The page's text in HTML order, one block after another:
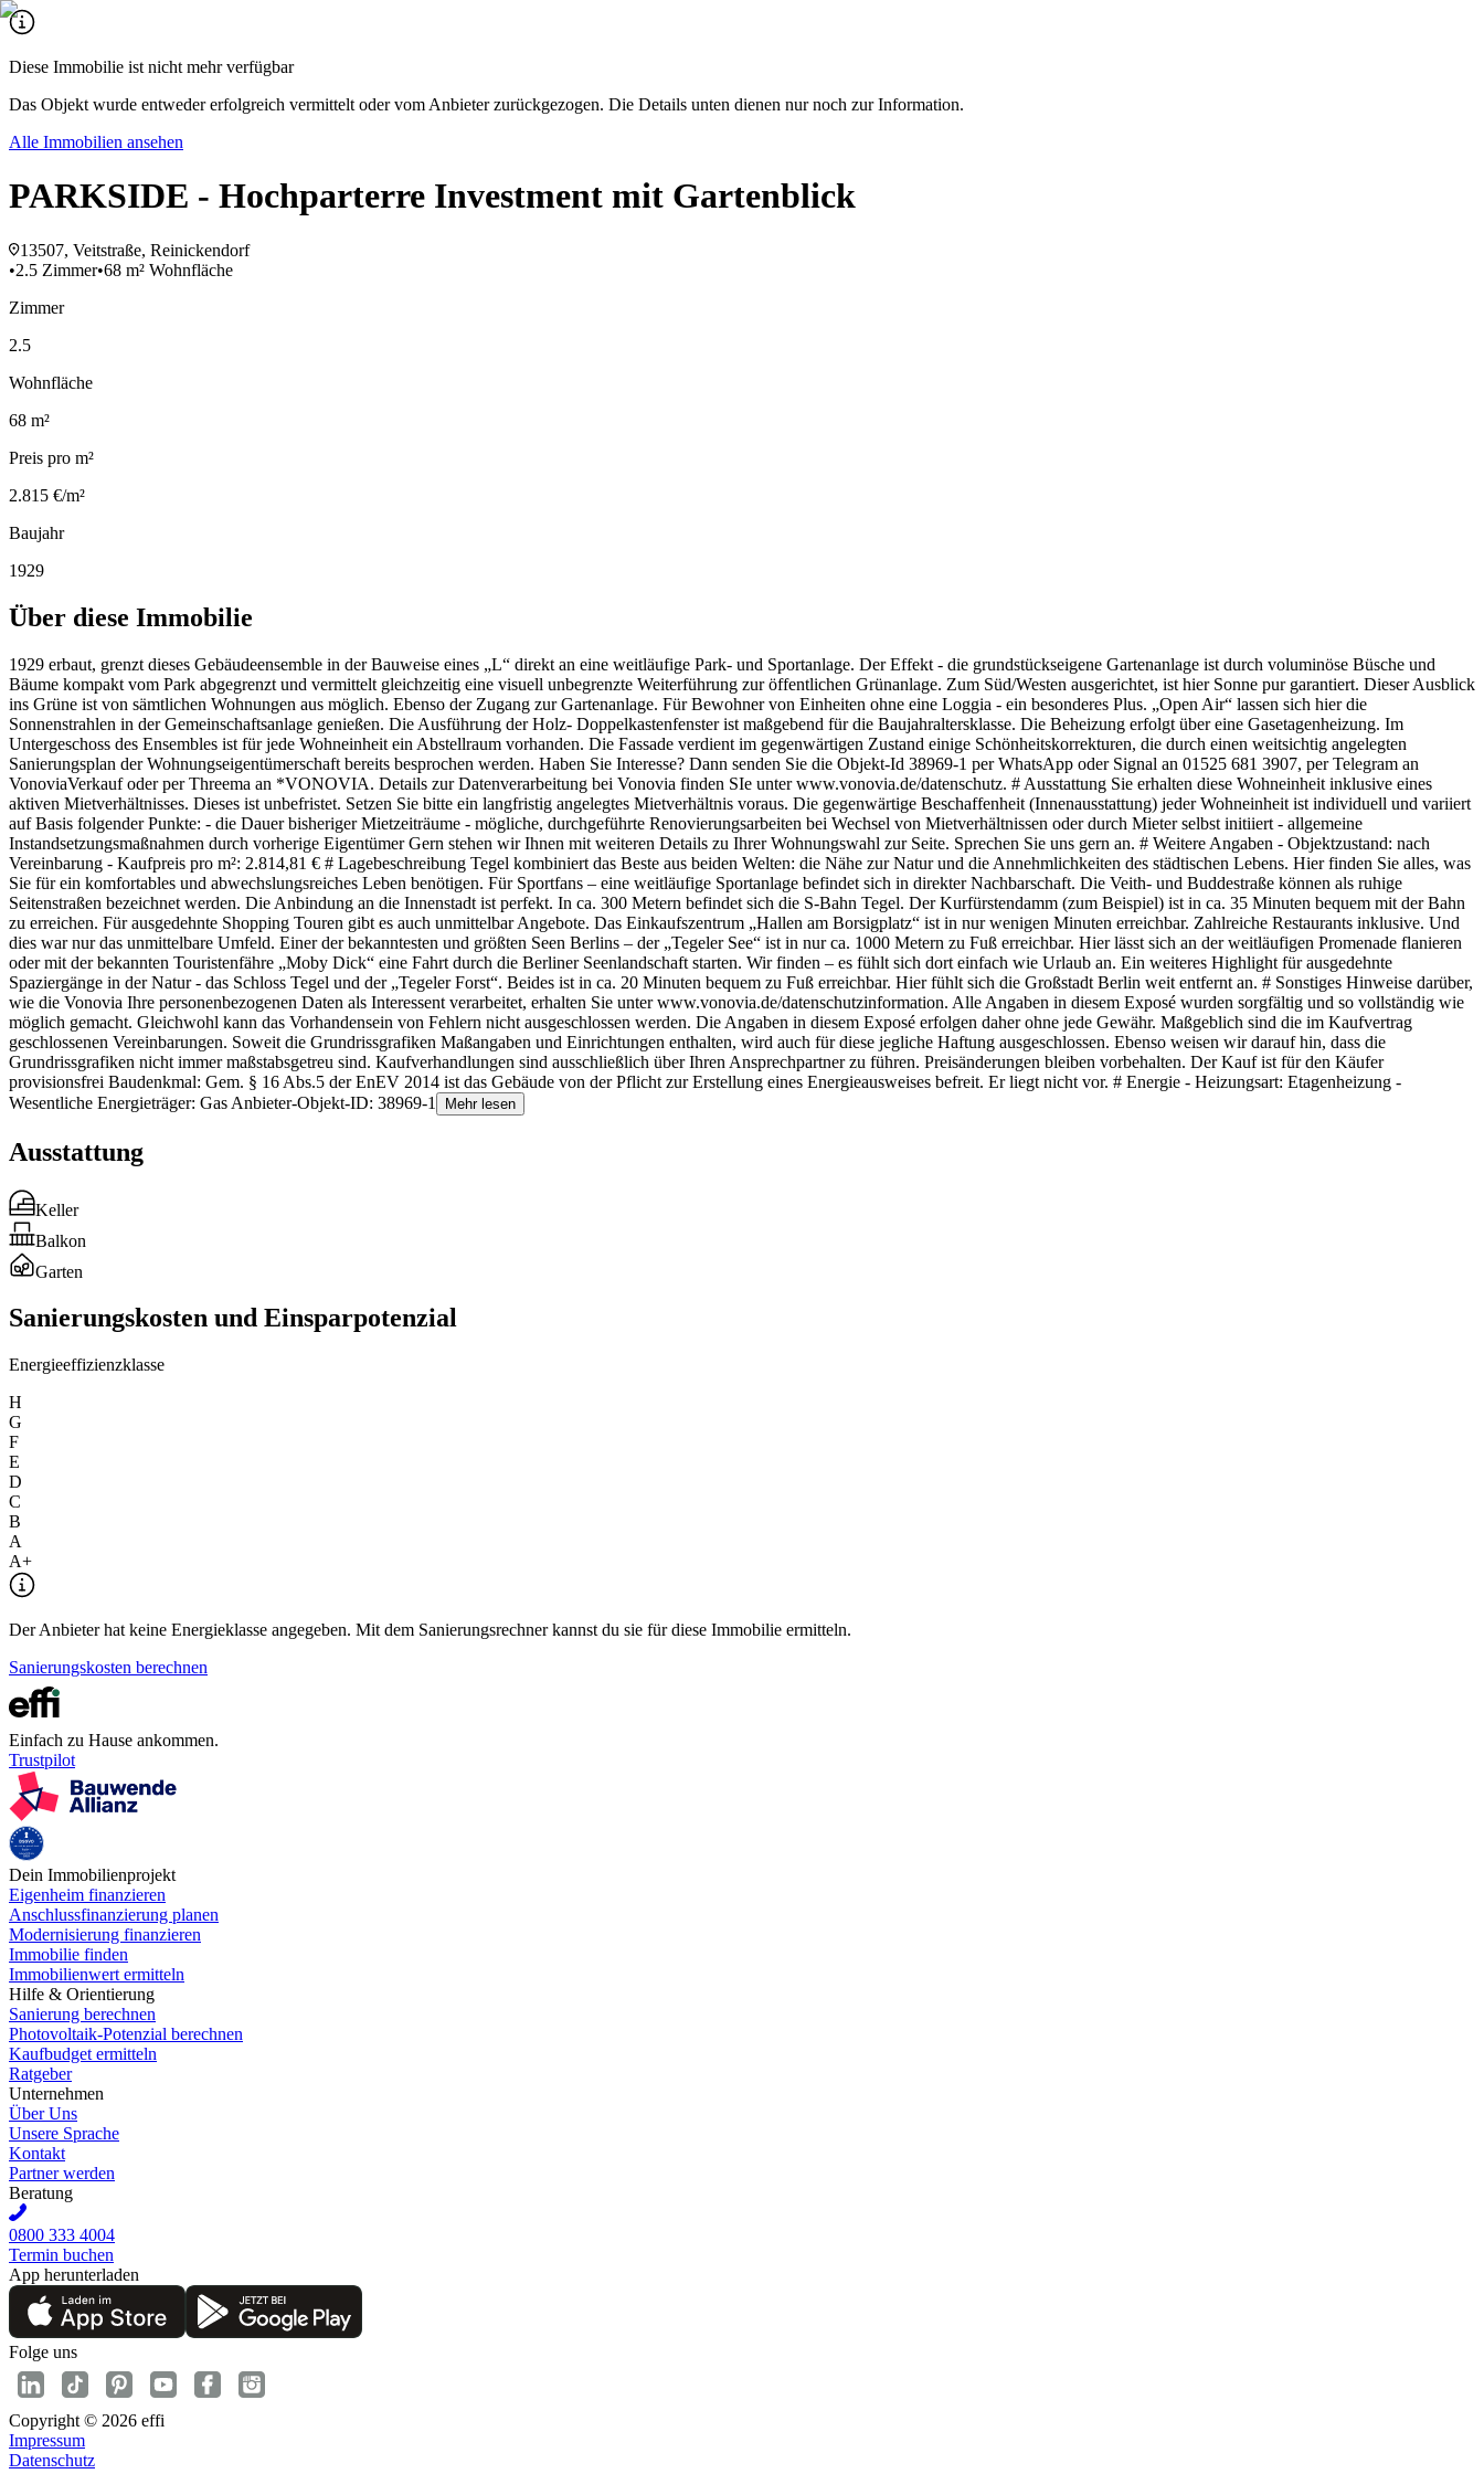
Diese Immobilie ist nicht mehr verfügbar
Das Objekt wurde entweder erfolgreich vermittelt oder vom Anbieter zurückgezogen. Die Details unten dienen nur noch zur Information.
Alle Immobilien ansehen
PARKSIDE - Hochparterre Investment mit Gartenblick
13507, Veitstraße, Reinickendorf
•2.5 Zimmer•68 m² Wohnfläche
Zimmer
2.5
Wohnfläche
68 m²
Preis pro m²
2.815 €/m²
Baujahr
1929
Über diese Immobilie
1929 erbaut, grenzt dieses Gebäudeensemble in der Bauweise eines „L“ direkt an eine weitläufige Park- und Sportanlage. Der Effekt - die grundstückseigene Gartenanlage ist durch voluminöse Büsche und
Bäume kompakt vom Park abgegrenzt und vermittelt gleichzeitig eine visuell unbegrenzte Weiterführung zur öffentlichen Grünanlage. Zum Süd/Westen ausgerichtet, ist hier Sonne pur garantiert. Dieser Ausblick
ins Grüne ist von sämtlichen Wohnungen aus möglich. Ebenso der Zugang zur Gartenanlage. Für Bewohner von Einheiten ohne eine Loggia - ein besonderes Plus. „Open Air“ lassen sich hier die
Sonnenstrahlen in der Gemeinschaftsanlage genießen. Die Ausführung der Holz- Doppelkastenfenster ist maßgebend für die Baujahraltersklasse. Die Beheizung erfolgt über eine Gasetagenheizung. Im
Untergeschoss des Ensembles ist für jede Wohneinheit ein Abstellraum vorhanden. Die Fassade verdient im gegenwärtigen Zustand einige Schönheitskorrekturen, die durch einen weitsichtig angelegten
Sanierungsplan der Wohnungseigentümerschaft bereits besprochen werden. Haben Sie Interesse? Dann senden Sie die Objekt-Id 38969-1 per WhatsApp oder Signal an 01525 681 3907, per Telegram an
VonoviaVerkauf oder per Threema an *VONOVIA. Details zur Datenverarbeitung bei Vonovia finden SIe unter www.vonovia.de/datenschutz. # Ausstattung Sie erhalten diese Wohneinheit inklusive eines
aktiven Mietverhältnisses. Dieses ist unbefristet. Setzen Sie bitte ein langfristig angelegtes Mietverhältnis voraus. Die gegenwärtige Beschaffenheit (Innenausstattung) jeder Wohneinheit ist individuell und variiert
auf Basis folgender Punkte: - die Dauer bisheriger Mietzeiträume - mögliche, durchgeführte Renovierungsarbeiten bei Wechsel von Mietverhältnissen oder durch Mieter selbst initiiert - allgemeine
Instandsetzungsmaßnahmen durch vorherige Eigentümer Gern stehen wir Ihnen mit weiteren Details zu Ihrer Wohnungswahl zur Seite. Sprechen Sie uns gern an. # Weitere Angaben - Objektzustand: nach
Vereinbarung - Kaufpreis pro m²: 2.814,81 € # Lagebeschreibung Tegel kombiniert das Beste aus beiden Welten: die Nähe zur Natur und die Annehmlichkeiten des städtischen Lebens. Hier finden Sie alles, was
Sie für ein komfortables und abwechslungsreiches Leben benötigen. Für Sportfans – eine weitläufige Sportanlage befindet sich in direkter Nachbarschaft. Die Veith- und Buddestraße können als ruhige
Seitenstraßen bezeichnet werden. Die Anbindung an die Innenstadt ist perfekt. In ca. 300 Metern befindet sich die S-Bahn Tegel. Der Kurfürstendamm (zum Beispiel) ist in ca. 35 Minuten bequem mit der Bahn
zu erreichen. Für ausgedehnte Shopping Touren gibt es auch unmittelbar Angebote. Das Einkaufszentrum „Hallen am Borsigplatz“ ist in nur wenigen Minuten erreichbar. Zahlreiche Restaurants inklusive. Und
dies war nur das unmittelbare Umfeld. Einer der bekanntesten und größten Seen Berlins – der „Tegeler See“ ist in nur ca. 1000 Metern zu Fuß erreichbar. Hier lässt sich an der weitläufigen Promenade flanieren
oder mit der bekannten Touristenfähre „Moby Dick“ eine Fahrt durch die Berliner Seenlandschaft starten. Wir finden – es fühlt sich dort einfach wie Urlaub an. Ein weiteres Highlight für ausgedehnte
Spaziergänge in der Natur - das Schloss Tegel und der „Tegeler Forst“. Beides ist in ca. 20 Minuten bequem zu Fuß erreichbar. Hier fühlt sich die Großstadt Berlin weit entfernt an. # Sonstiges Hinweise darüber,
wie die Vonovia Ihre personenbezogenen Daten als Interessent verarbeitet, erhalten Sie unter www.vonovia.de/datenschutzinformation. Alle Angaben in diesem Exposé wurden sorgfältig und so vollständig wie
möglich gemacht. Gleichwohl kann das Vorhandensein von Fehlern nicht ausgeschlossen werden. Die Angaben in diesem Exposé erfolgen daher ohne jede Gewähr. Maßgeblich sind die im Kaufvertrag
geschlossenen Vereinbarungen. Soweit die Grundrissgrafiken Maßangaben und Einrichtungen enthalten, wird auch für diese jegliche Haftung ausgeschlossen. Ebenso weisen wir darauf hin, dass die
Grundrissgrafiken nicht immer maßstabsgetreu sind. Kaufverhandlungen sind ausschließlich über Ihren Ansprechpartner zu führen. Preisänderungen bleiben vorbehalten. Der Kauf ist für den Käufer
provisionsfrei Baudenkmal: Gem. § 16 Abs.5 der EnEV 2014 ist das Gebäude von der Pflicht zur Erstellung eines Energieausweises befreit. Er liegt nicht vor. # Energie - Heizungsart: Etagenheizung -
Wesentliche Energieträger: Gas Anbieter-Objekt-ID: 38969-1
Mehr lesen
Ausstattung
Keller
Balkon
Garten
Sanierungskosten und Einsparpotenzial
Energieeffizienzklasse
H
G
F
E
D
C
B
A
A+
Der Anbieter hat keine Energieklasse angegeben. Mit dem Sanierungsrechner kannst du sie für diese Immobilie ermitteln.
Sanierungskosten berechnen
Einfach zu Hause ankommen.
Trustpilot
Dein Immobilienprojekt
Eigenheim finanzieren
Anschlussfinanzierung planen
Modernisierung finanzieren
Immobilie finden
Immobilienwert ermitteln
Hilfe & Orientierung
Sanierung berechnen
Photovoltaik-Potenzial berechnen
Kaufbudget ermitteln
Ratgeber
Unternehmen
Über Uns
Unsere Sprache
Kontakt
Partner werden
Beratung
0800 333 4004
Termin buchen
App herunterladen
Folge uns
Copyright © 2026 effi
Impressum
Datenschutz